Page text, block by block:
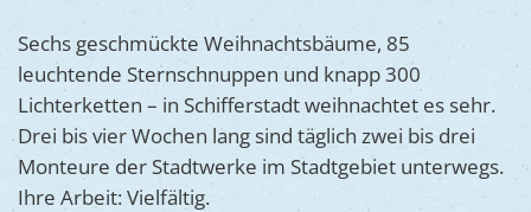
Ernst-
Sechs geschmückte Weihnachtsbäume, 85
leuchtende Sternschnuppen und knapp 300
Lichterketten – in Schifferstadt weihnachtet es sehr.
Drei bis vier Wochen lang sind täglich zwei bis drei
Monteure der Stadtwerke im Stadtgebiet unterwegs.
Ihre Arbeit: Vielfältig.